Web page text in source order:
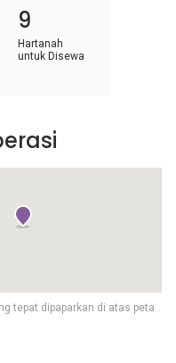
9
Hartanah
untuk Disewa
tepat dipaparkan di atas peta